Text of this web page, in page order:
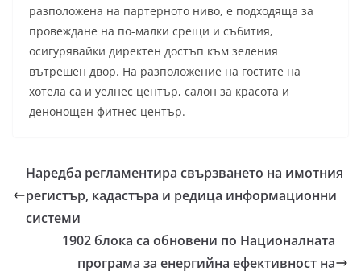
разположена на партерното ниво, е подходяща за
провеждане на по-малки срещи и събития,
осигурявайки директен достъп към зеления
вътрешен двор. На разположение на гостите на
хотела са и уелнес център, салон за красота и
денонощен фитнес център.
Наредба регламентира свързването на имотния
регистър, кадастъра и редица информационни
системи
1902 блока са обновени по Националната
програма за енергийна ефективност на